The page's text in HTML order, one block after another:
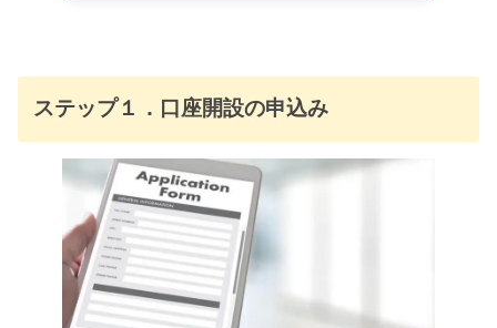
ステップ１．口座開設の申込み